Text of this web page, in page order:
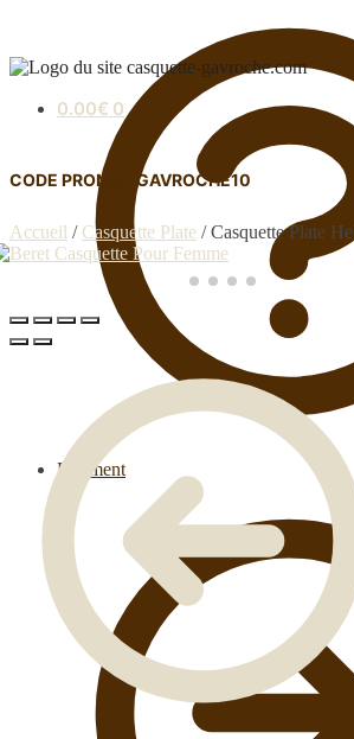
Paiement
0.00€ 0
CODE PROMO : GAVROCHE10
Accueil / Casquette Plate /Casquette Plate